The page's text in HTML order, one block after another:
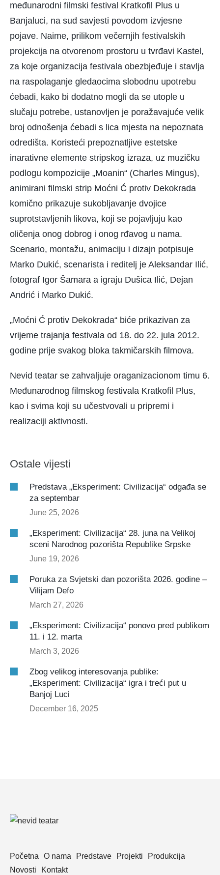
međunarodni filmski festival Kratkofil Plus u
Banjaluci, na sud savjesti povodom izvjesne
pojave. Naime, prilikom večernjih festivalskih
projekcija na otvorenom prostoru u tvrđavi Kastel,
za koje organizacija festivala obezbjeđuje i stavlja
na raspolaganje gledaocima slobodnu upotrebu
ćebadi, kako bi dodatno mogli da se utople u
slučaju potrebe, ustanovljen je poražavajuće velik
broj odnošenja ćebadi s lica mjesta na nepoznata
odredišta. Koristeći prepoznatljive estetske
inarativne elemente stripskog izraza, uz muzičku
podlogu kompozicije „Moanin“ (Charles Mingus),
animirani filmski strip Moćni Ć protiv Dekokrada
komično prikazuje sukobljavanje dvojice
suprotstavljenih likova, koji se pojavljuju kao
oličenja onog dobrog i onog rđavog u nama.
Scenario, montažu, animaciju i dizajn potpisuje
Marko Dukić, scenarista i reditelj je Aleksandar Ilić,
fotograf Igor Šamara a igraju Dušica Ilić, Dejan
Andrić i Marko Dukić.
„Moćni Ć protiv Dekokrada“ biće prikazivan za
vrijeme trajanja festivala od 18. do 22. jula 2012.
godine prije svakog bloka takmičarskih filmova.
Nevid teatar se zahvaljuje oraganizacionom timu 6.
Međunarodnog filmskog festivala Kratkofil Plus,
kao i svima koji su učestvovali u pripremi i
realizaciji aktivnosti.
Ostale vijesti
Predstava „Eksperiment: Civilizacija“ odgađa se
za septembar
June 25, 2026
„Eksperiment: Civilizacija“ 28. juna na Velikoj
sceni Narodnog pozorišta Republike Srpske
June 19, 2026
Poruka za Svjetski dan pozorišta 2026. godine –
Vilijam Defo
March 27, 2026
„Eksperiment: Civilizacija“ ponovo pred publikom
11. i 12. marta
March 3, 2026
Zbog velikog interesovanja publike:
„Eksperiment: Civilizacija“ igra i treći put u
Banjoj Luci
December 16, 2025
Početna O nama Predstave Projekti
Produkcija
Novosti
Kontakt